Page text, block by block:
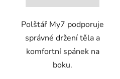
Polštář My7 podporuje
správné držení těla a
komfortní spánek na
boku.